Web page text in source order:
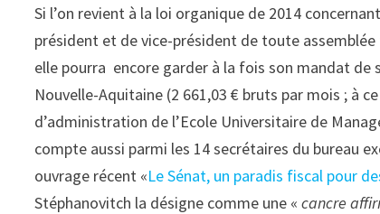
Si l’on revient à la loi organique de 2014
président et de vice-président de toute
elle pourra encore garder à la fois son mandat de
Nouvelle-Aquitaine (2 661,03 € bruts par mois ; à
d’administration de l’Ecole Universitaire de
compte aussi parmi les 14 secrétaires du bureau
ouvrage récent «Le Sénat, un paradis fiscal pour
Stéphanovitch la désigne comme une «cancre